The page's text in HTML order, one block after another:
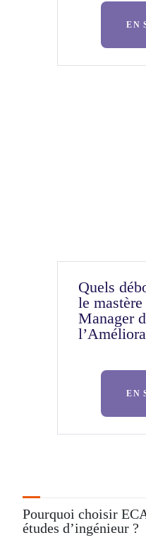
EN
Quels
le
Manager
EN
Pourquoi choisir
études d’ingénieur ?